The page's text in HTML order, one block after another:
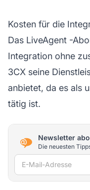
Kosten für die
Das LiveAgent -
Integration ohne
3CX seine
anbietet, da es als
tätig ist.
Newsletter
Die neuesten
E-Mail-Adresse